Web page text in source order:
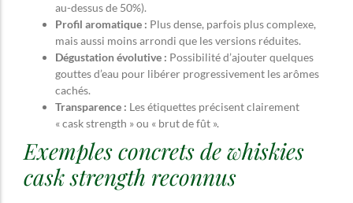
au-dessus de 50%).
Profil aromatique : Plus dense, parfois plus complexe,
mais aussi moins arrondi que les versions réduites.
Dégustation évolutive : Possibilité d’ajouter quelques
gouttes d’eau pour libérer progressivement les arômes
cachés.
Transparence : Les étiquettes précisent clairement
« cask strength » ou « brut de fût ».
Exemples concrets de whiskies
cask strength reconnus